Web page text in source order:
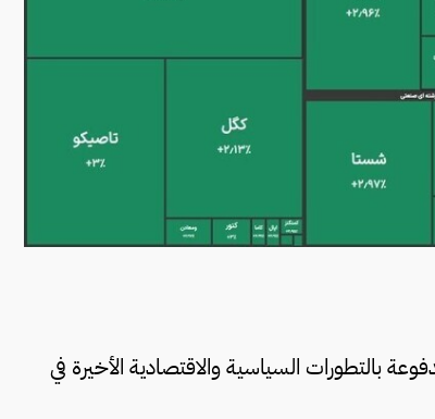
بالتطورات السياسية والاقتصادية الأخيرة في